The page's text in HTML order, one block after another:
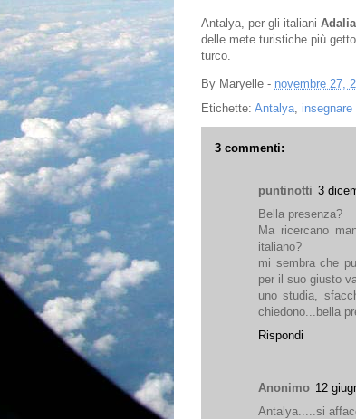
Antalya, per gli italiani Adalia
delle mete turistiche più
turco.
By Maryelle - novembre 27,
Etichette: Antalya,
3 commenti:
puntinotti 3
Bella presenza?
Ma ricercano
italiano?
mi sembra che
per il suo giusto
uno studia,
chiedono...bella
Rispondi
Anonimo 12
Antalya.....si